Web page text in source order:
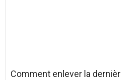
Comment enlever la